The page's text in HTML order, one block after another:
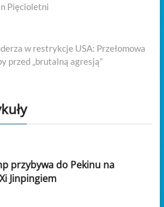
Pięcioletni
w restrykcje USA: Przełomowa
przed „brutalną agresją”
przybywa do Pekinu na
Jinpingiem